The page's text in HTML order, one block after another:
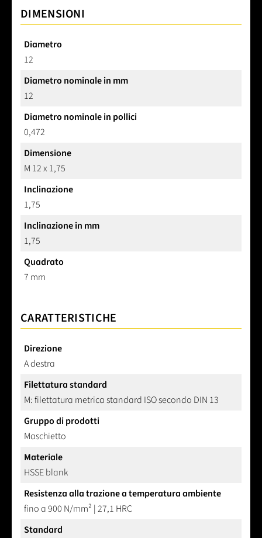
DIMENSIONI
Diametro
12
Diametro nominale in mm
12
Diametro nominale in pollici
0,472
Dimensione
M 12 x 1,75
Inclinazione
1,75
Inclinazione in mm
1,75
Quadrato
7 mm
CARATTERISTICHE
Direzione
A destra
Filettatura standard
M: filettatura metrica standard ISO secondo DIN 13
Gruppo di prodotti
Maschietto
Materiale
HSSE blank
Resistenza alla trazione a temperatura ambiente
fino a 900 N/mm² | 27,1 HRC
Standard